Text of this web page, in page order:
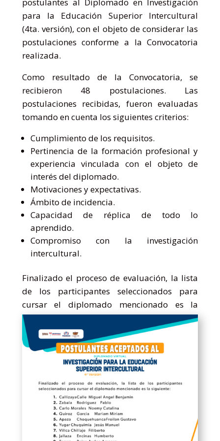
para la Educación Superior Intercultural
(4ta. versión), con el objeto de considerar las
postulaciones conforme a la Convocatoria
realizada.
Como resultado de la Convocatoria, se
recibieron 48 postulaciones. Las
postulaciones recibidas, fueron evaluadas
tomando en cuenta los siguientes criterios:
Cumplimiento de los requisitos.
Pertinencia de la formación profesional y
experiencia vinculada con el objeto de
interés del diplomado.
Motivaciones y expectativas.
Ámbito de incidencia.
Capacidad de réplica de todo lo
aprendido.
Compromiso con la investigación
intercultural.
Finalizado el proceso de evaluación, la lista
de los participantes seleccionados para
cursar el diplomado mencionado es la
siguiente: